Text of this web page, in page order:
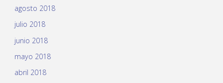
agosto 2018
julio 2018
junio 2018
mayo 2018
abril 2018